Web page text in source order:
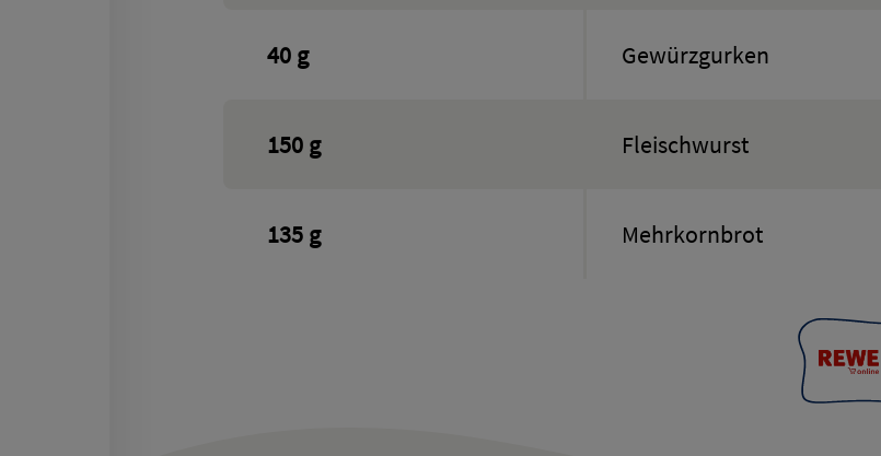
40 g Gewürzgurken
150 g Fleischwurst
135 g Mehrkornbrot